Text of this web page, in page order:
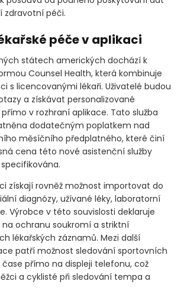
zdravotní péči.
péče v aplikaci
státech amerických dochází k
Counsel Health, která kombinuje
s licencovanými lékaři. Uživatelé budou
a získávat personalizované
v rozhraní aplikace. Tato služba
dodatečným poplatkem nad
měsíčního předplatného, které činí
cena této nové asistenční služby
získají rovněž možnost importovat do
diagnózy, užívané léky, laboratorní
Výrobce v této souvislosti deklaruje
ochranu soukromí a striktní
lékařských záznamů. Mezi další
patří možnost sledování sportovních
přímo na displeji telefonu, což
a cyklisté při sledování tempa a